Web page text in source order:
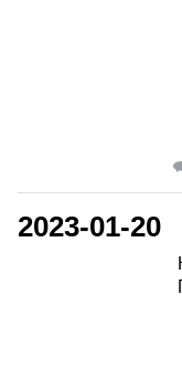
2023-01-20